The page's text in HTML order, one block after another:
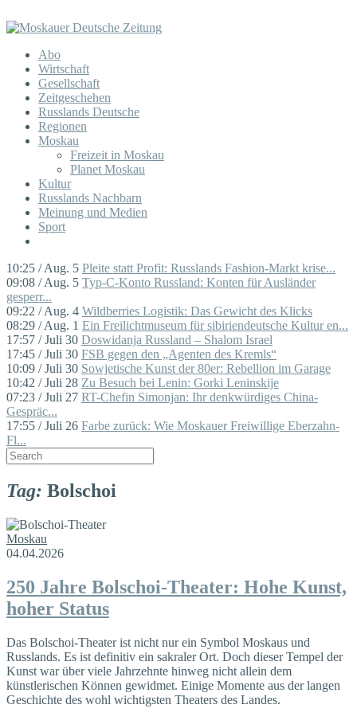
Abo
Wirtschaft
Gesellschaft
Zeitgeschehen
Russlands Deutsche
Regionen
Moskau
Freizeit in Moskau
Planet Moskau
Kultur
Russlands Nachbarn
Meinung und Medien
Sport
10:25 / Aug. 5 Pleite statt Profit: Russlands Fashion-Markt krise...
09:08 / Aug. 5 Typ-C-Konto Russland: Konten für Ausländer
gesperr...
09:22 / Aug. 4 Wildberries Logistik: Das Gewicht des Klicks
08:29 / Aug. 1 Ein Freilichtmuseum für sibiriendeutsche Kultur en...
17:57 / Juli 30 Doswidanja Russland – Shalom Israel
17:45 / Juli 30 FSB gegen den „Agenten des Kremls“
10:09 / Juli 30 Sowjetische Kunst der 80er: Rebellion im Garage
10:42 / Juli 28 Zu Besuch bei Lenin: Gorki Leninskije
07:23 / Juli 27 RT-Chefin Simonjan: Ihr denkwürdiges China-
Gespräc...
17:55 / Juli 26 Farbe zurück: Wie Moskauer Freiwillige Eberzahn-
Fl...
Tag: Bolschoi
Moskau
04.04.2026
250 Jahre Bolschoi-Theater: Hohe Kunst,
hoher Status
Das Bolschoi-Theater ist nicht nur ein Symbol Moskaus und
Russlands. Es ist definitiv ein sakraler Ort. Doch dieser Tempel der
Kunst war über viele Jahrzehnte hinweg nicht allein dem
künstlerischen Können gewidmet. Einige Momente aus der langen
Geschichte des wohl wichtigsten Theaters des Landes.